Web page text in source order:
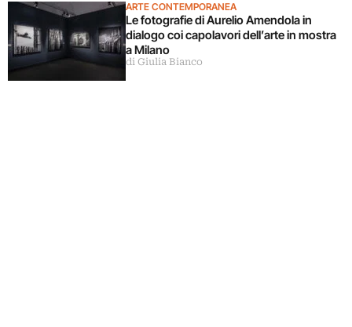
ARTE CONTEMPORANEA
Le fotografie di Aurelio Amendola in
dialogo coi capolavori dell’arte in mostra
a Milano
di Giulia Bianco